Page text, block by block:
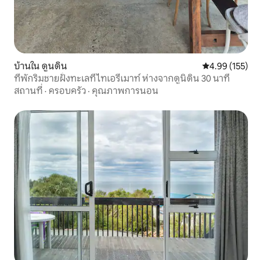
บ้านใน ดูนดิน คะแนนเฉลี่ย
4.99 (155)
ที่พักริมชายฝั่งทะเลที่ไทเอรีเมาท์ ห่างจากดูนิดิน 30 นาที
สถานที่ · ครอบครัว · คุณภาพการนอน